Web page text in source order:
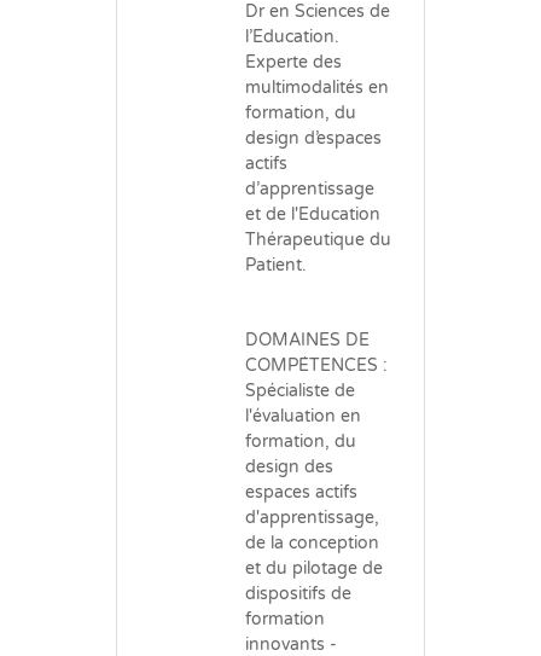
Dr en Sciences de
l’Education.
Experte des
multimodalités en
formation, du
design d’espaces
actifs
d’apprentissage
et de l'Education
Thérapeutique du
Patient.
DOMAINES DE
COMPÉTENCES :
Spécialiste de
l'évaluation en
formation, du
design des
espaces actifs
d'apprentissage,
de la conception
et du pilotage de
dispositifs de
formation
innovants -